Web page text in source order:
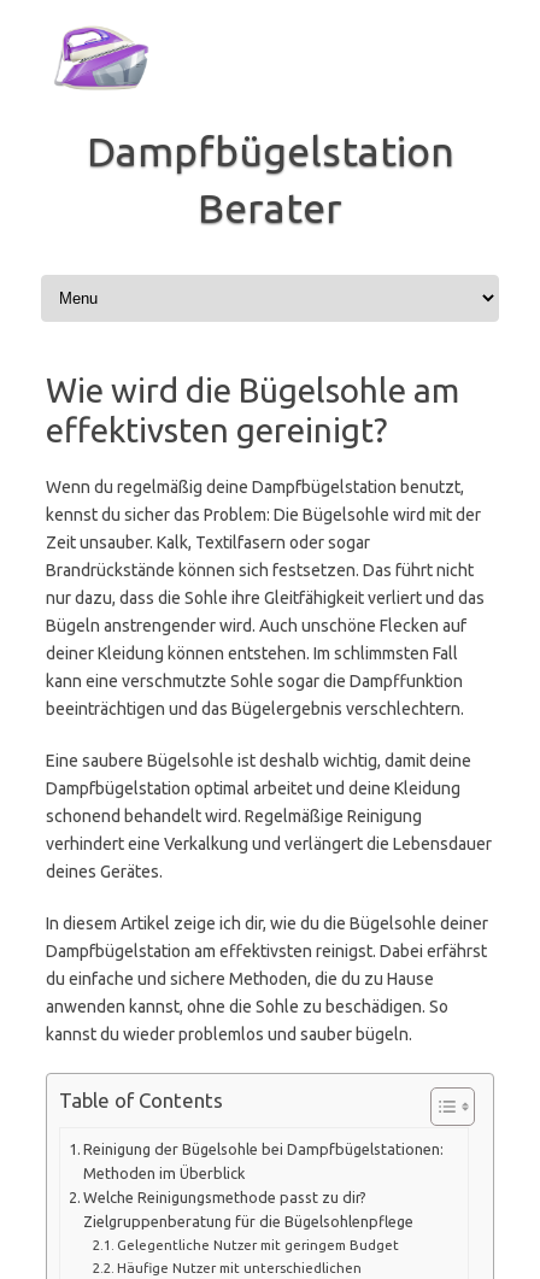
springen
Dampfbügelstation
Berater
Wie wird die Bügelsohle am
effektivsten gereinigt?
Wenn du regelmäßig deine Dampfbügelstation benutzt,
kennst du sicher das Problem: Die Bügelsohle wird mit der
Zeit unsauber. Kalk, Textilfasern oder sogar
Brandrückstände können sich festsetzen. Das führt nicht
nur dazu, dass die Sohle ihre Gleitfähigkeit verliert und das
Bügeln anstrengender wird. Auch unschöne Flecken auf
deiner Kleidung können entstehen. Im schlimmsten Fall
kann eine verschmutzte Sohle sogar die Dampffunktion
beeinträchtigen und das Bügelergebnis verschlechtern.
Eine saubere Bügelsohle ist deshalb wichtig, damit deine
Dampfbügelstation optimal arbeitet und deine Kleidung
schonend behandelt wird. Regelmäßige Reinigung
verhindert eine Verkalkung und verlängert die Lebensdauer
deines Gerätes.
In diesem Artikel zeige ich dir, wie du die Bügelsohle deiner
Dampfbügelstation am effektivsten reinigst. Dabei erfährst
du einfache und sichere Methoden, die du zu Hause
anwenden kannst, ohne die Sohle zu beschädigen. So
kannst du wieder problemlos und sauber bügeln.
Table of Contents
Reinigung der Bügelsohle bei Dampfbügelstationen:
Methoden im Überblick
Welche Reinigungsmethode passt zu dir?
Zielgruppenberatung für die Bügelsohlenpflege
Gelegentliche Nutzer mit geringem Budget
Häufige Nutzer mit unterschiedlichen